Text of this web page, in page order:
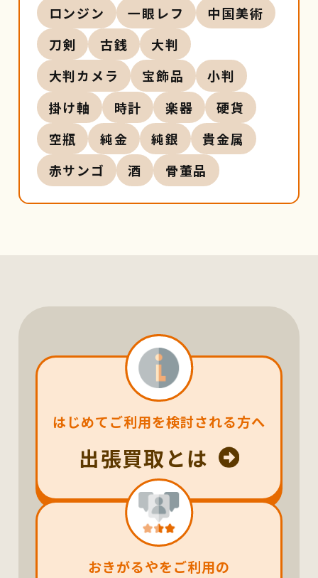
ロンジン
一眼レフ
中国美術
刀剣
古銭
大判
大判カメラ
宝飾品
小判
掛け軸
時計 楽器
硬貨
空瓶
純金 純銀
貴金属
赤サンゴ
酒 骨董品
はじめてご利用を検討される方へ
出張買取とは
おきがるやをご利用の